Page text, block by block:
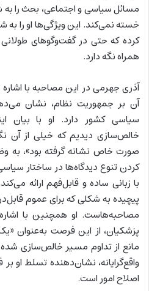
مسائل سیاسی و اجتماعی، بحث را
خسته نمی‌کند. این ویژگی‌ها او را
کرده که حتی در گفت‌وگوهای
همراه نگه دارد.
آذری جهرمی در این مصاحبه با
آن بر جمهوریت نظام، نشان
سیاسی کشور دارد. او با بیان
خالص‌سازی دیدیم که خیلی از آن
صورت خاص نشانه گرفته بود»، به
کردن تنوع دیدگاه‌ها در ساختار
با زبانی ساده و قابل‌فهم ارائه
پیچیده به شکلی که برای عموم
مصاحبه‌هاست. او همچنین با
پزشکیان، از این فرصت به‌عنوان
مانع از تداوم مسیر خالص‌سازی
واقع‌گرایانه، نشان‌دهنده تسلط او
اصلاح امور است.